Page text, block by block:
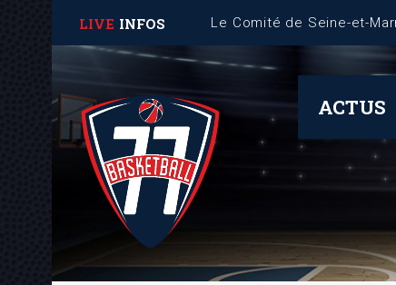
LIVE INFOS Fiche Mémo – Gestion
ACTUS